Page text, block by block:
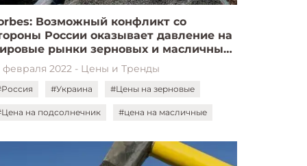
Возможный конфликт со
России оказывает давление на
рынки зерновых и масличных
февраля 2022 - Цены и Тренды
#Украина #Цены на зерновые
на подсолнечник #цена на масличные